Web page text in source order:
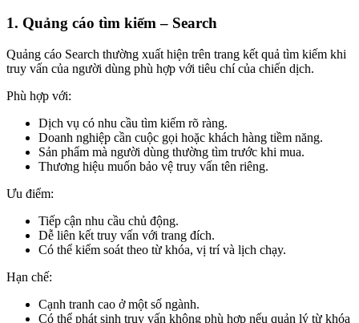
1. Quảng cáo tìm kiếm – Search
Quảng cáo Search thường xuất hiện trên trang kết quả tìm kiếm khi
truy vấn của người dùng phù hợp với tiêu chí của chiến dịch.
Phù hợp với:
Dịch vụ có nhu cầu tìm kiếm rõ ràng.
Doanh nghiệp cần cuộc gọi hoặc khách hàng tiềm năng.
Sản phẩm mà người dùng thường tìm trước khi mua.
Thương hiệu muốn bảo vệ truy vấn tên riêng.
Ưu điểm:
Tiếp cận nhu cầu chủ động.
Dễ liên kết truy vấn với trang đích.
Có thể kiểm soát theo từ khóa, vị trí và lịch chạy.
Hạn chế:
Cạnh tranh cao ở một số ngành.
Có thể phát sinh truy vấn không phù hợp nếu quản lý từ khóa